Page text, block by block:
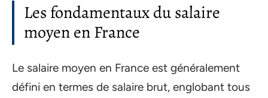
Les fondamentaux du salaire
moyen en France
Le salaire moyen en France est généralement
défini en termes de salaire brut, englobant tous